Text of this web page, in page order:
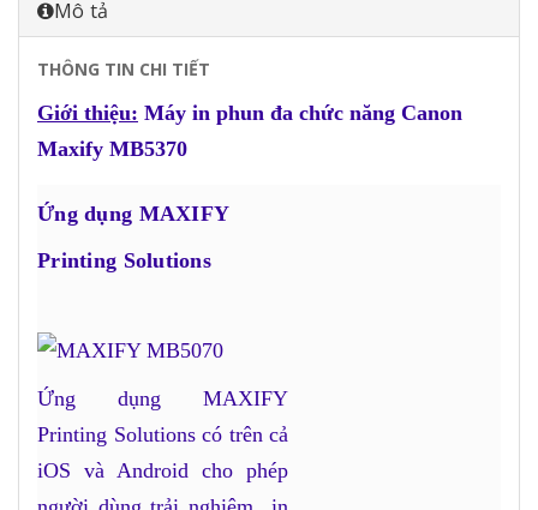
Mô tả
THÔNG TIN CHI TIẾT
Giới thiệu: Máy in phun đa chức năng Canon
Maxify MB5370
Ứng dụng MAXIFY
Printing Solutions
Ứng dụng MAXIFY
Printing Solutions có trên cả
iOS và Android cho phép